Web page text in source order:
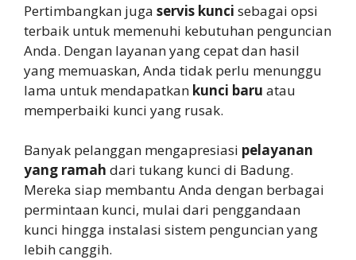
Pertimbangkan juga servis kunci sebagai opsi
terbaik untuk memenuhi kebutuhan penguncian
Anda. Dengan layanan yang cepat dan hasil
yang memuaskan, Anda tidak perlu menunggu
lama untuk mendapatkan kunci baru atau
memperbaiki kunci yang rusak.
Banyak pelanggan mengapresiasi pelayanan
yang ramah dari tukang kunci di Badung.
Mereka siap membantu Anda dengan berbagai
permintaan kunci, mulai dari penggandaan
kunci hingga instalasi sistem penguncian yang
lebih canggih.